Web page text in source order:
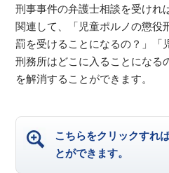
刑事事件の弁護士相談を受けれ
関連して、「児童ポルノの懲役
罰を受けることになるの？」「
刑務所はどこに入ることになる
を解消することができます。
こちらをクリックすれ
とができます。